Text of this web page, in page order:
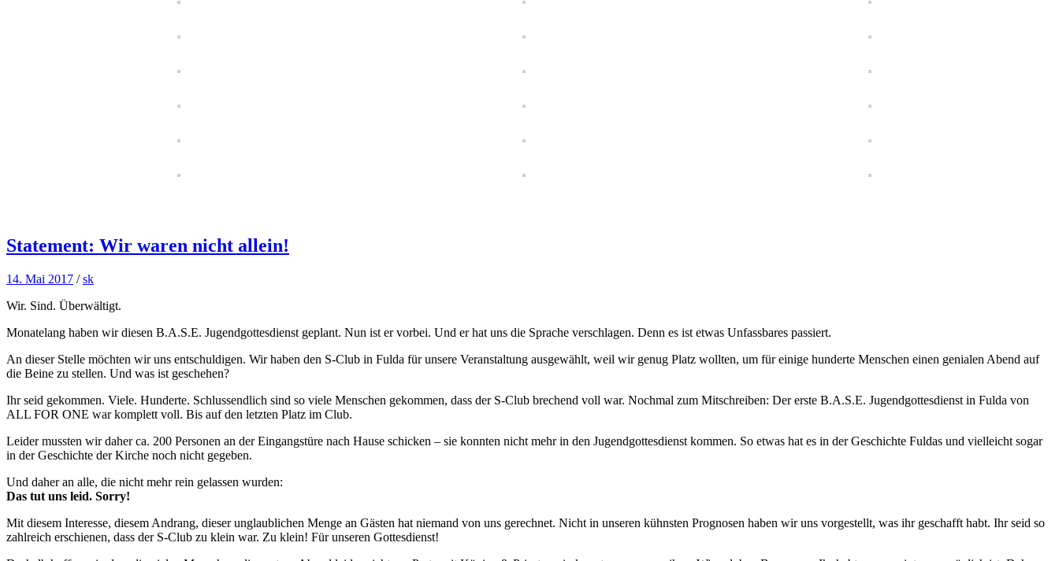
Statement: Wir waren nicht allein!
14. Mai 2017 /sk
Wir. Sind. Überwältigt.
Monatelang haben wir diesen B.A.S.E. Jugendgottesdienst geplant. Nun ist er vorbei. Und er hat uns die Sprache verschlagen. Denn es ist etwas Unfassbares passiert.
An dieser Stelle möchten wir uns entschuldigen. Wir haben den S-Club in Fulda für unsere Veranstaltung ausgewählt, weil wir genug Platz wollten, um für einige hunderte Menschen einen genialen Abend auf
die Beine zu stellen. Und was ist geschehen?
Ihr seid gekommen. Viele. Hunderte. Schlussendlich sind so viele Menschen gekommen, dass der S-Club brechend voll war. Nochmal zum Mitschreiben: Der erste B.A.S.E. Jugendgottesdienst in Fulda von
ALL FOR ONE war komplett voll. Bis auf den letzten Platz im Club.
Leider mussten wir daher ca. 200 Personen an der Eingangstüre nach Hause schicken – sie konnten nicht mehr in den Jugendgottesdienst kommen. So etwas hat es in der Geschichte Fuldas und vielleicht sogar
in der Geschichte der Kirche noch nicht gegeben.
Und daher an alle, die nicht mehr rein gelassen wurden:
Das tut uns leid. Sorry!
Mit diesem Interesse, diesem Andrang, dieser unglaublichen Menge an Gästen hat niemand von uns gerechnet. Nicht in unseren kühnsten Prognosen haben wir uns vorgestellt, was ihr geschafft habt. Ihr seid so
zahlreich erschienen, dass der S-Club zu klein war. Zu klein! Für unseren Gottesdienst!